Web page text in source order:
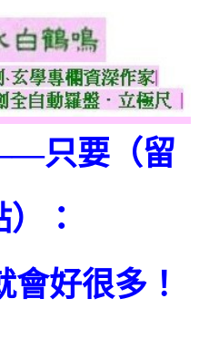
只要（留
：
好很多！